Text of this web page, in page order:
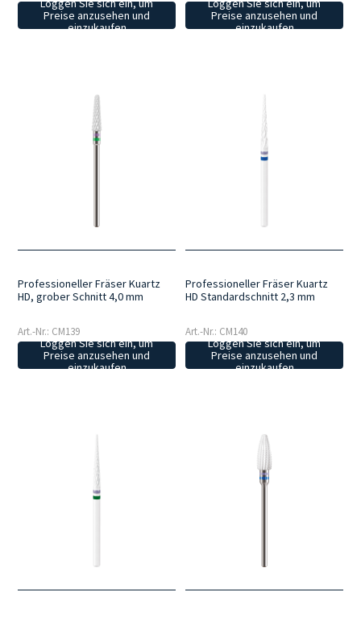
Loggen Sie sich ein, um
Preise anzusehen und
einzukaufen
Loggen Sie sich ein, um
Preise anzusehen und
einzukaufen
Professioneller Fräser Kuartz
HD, grober Schnitt 4,0 mm
Art.-Nr.: CM139
Loggen Sie sich ein, um
Preise anzusehen und
einzukaufen
Professioneller Fräser Kuartz
HD Standardschnitt 2,3 mm
Art.-Nr.: CM140
Loggen Sie sich ein, um
Preise anzusehen und
einzukaufen